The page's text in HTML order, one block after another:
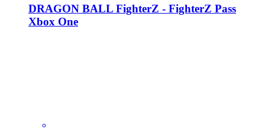
DRAGON BALL FighterZ - FighterZ Pass
Xbox One